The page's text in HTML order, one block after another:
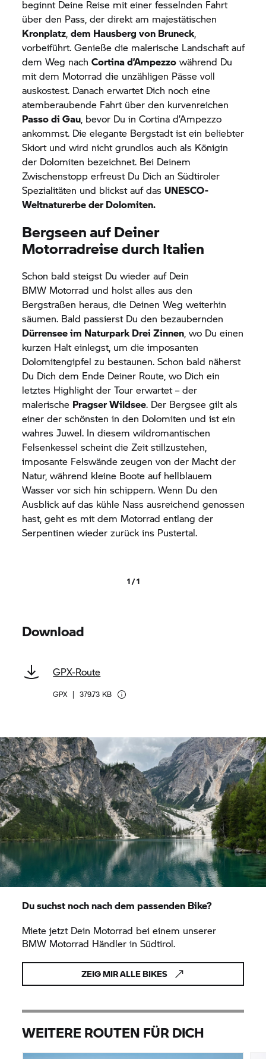
beginnt Deine Reise mit einer fesselnden Fahrt
über den Pass, der direkt am majestätischen
Kronplatz,dem Hausberg von Bruneck,
vorbeiführt. Genieße die malerische Landschaft auf
dem Weg nachCortina d’Ampezzo während Du
mit dem Motorrad die unzähligen Pässe voll
auskostest. Danach erwartet Dich noch eine
atemberaubende Fahrt über den kurvenreichen
Passo di Gau, bevor Du in Cortina d’Ampezzo
ankommst. Die elegante Bergstadt ist ein beliebter
Skiort und wird nicht grundlos auch als Königin
der Dolomiten bezeichnet. Bei Deinem
Zwischenstopp erfreust Du Dich an Südtiroler
Spezialitäten und blickst auf dasUNESCO-
Weltnaturerbe der Dolomiten.
Bergseen auf Deiner
Motorradreise durch Italien
Schon bald steigst Du wieder auf Dein
BMW Motorrad und holst alles aus den
Bergstraßen heraus, die Deinen Weg weiterhin
säumen. Bald passierst Du den bezaubernden
Dürrensee im Naturpark Drei Zinnen, wo Du einen
kurzen Halt einlegst, um die imposanten
Dolomitengipfel zu bestaunen. Schon bald näherst
Du Dich dem Ende Deiner Route, wo Dich ein
letztes Highlight der Tour erwartet – der
malerische Pragser Wildsee. Der Bergsee gilt als
einer der schönsten in den Dolomiten und ist ein
wahres Juwel. In diesem wildromantischen
Felsenkessel scheint die Zeit stillzustehen,
imposante Felswände zeugen von der Macht der
Natur, während kleine Boote auf hellblauem
Wasser vor sich hin schippern. Wenn Du den
Ausblick auf das kühle Nass ausreichend genossen
hast, geht es mit dem Motorrad entlang der
Serpentinen wieder zurück ins Pustertal.
1 / 1
Download
GPX-Route
GPX | 379.73 KB
Du suchst noch nach dem passenden Bike?
Miete jetzt Dein Motorrad bei einem unserer
BMW Motorrad Händler in Südtirol.
ZEIG MIR ALLE BIKES
WEITERE ROUTEN FÜR DICH